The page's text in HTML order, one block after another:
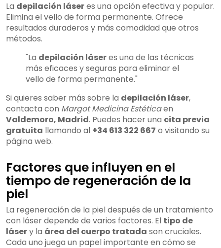
La depilación láseres una opción efectiva y popular.
Elimina el vello de forma permanente. Ofrece
resultados duraderos y más comodidad que otros
métodos.
"La depilación láseres una de las técnicas
más eficaces y seguras para eliminar el
vello de forma permanente."
Si quieres saber más sobre la depilación láser,
contacta con Margot Medicina Estéticaen
Valdemoro, Madrid. Puedes hacer una cita previa
gratuita llamando al +34 613 322 667 o visitando su
página web.
Factores que influyen en el
tiempo de regeneración de la
piel
La regeneración de la piel después de un tratamiento
con láser depende de varios factores. El tipo de
lásery la área del cuerpo tratada son cruciales.
Cada uno juega un papel importante en cómo se